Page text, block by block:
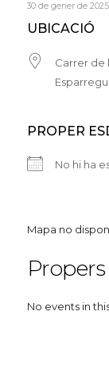
30 de gener de 2025
UBICACIÓ
Carrer de
PROPER
No hi ha
Mapa no
No events in